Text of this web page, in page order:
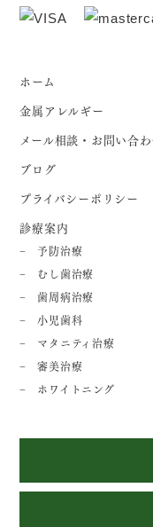
ホーム
金属アレルギー
メール相談・お問い合
ブログ
プライバシーポリシー
診療案内
予防治療
むし歯治療
歯周病治療
小児歯科
マタニティ治療
審美治療
ホワイトニング